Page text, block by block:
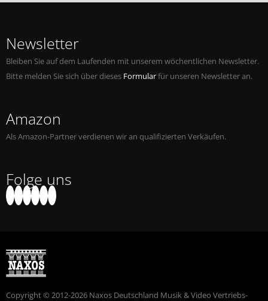
Newsletter
Bleiben Sie auf dem Laufenden mit unserem wöchentlichen Newsletter.
Bitte melden Sie sich über dieses Formularfür unseren Newsletter an.
Amazon
Als Amazon-Partner verdienen wir an qualifizierten Verkäufen.
Folge uns
Copyright © 2012-2026 Naxos Deutschland Musik & Video Vertriebs-